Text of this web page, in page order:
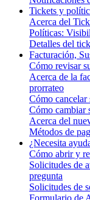
Tickets y
Acerca del
Políticas:
Detalles del
Facturación,
Cómo revisar
Acerca de la
prorrateo
Cómo cancelar
Cómo cambiar
Acerca del
Métodos de
¿Necesita
Cómo abrir y
Solicitudes de
pregunta
Solicitudes de
Formulario de